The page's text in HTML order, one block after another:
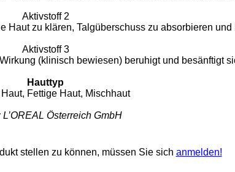
Aktivstoff 2
Haut zu klären, Talgüberschuss zu absorbieren
Aktivstoff 3
(klinisch bewiesen) beruhigt und besänftigt
Hauttyp
Fettige Haut, Mischhaut
Österreich GmbH
stellen zu können, müssen Sie sich anmelden!